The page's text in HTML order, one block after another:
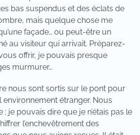
bas suspendus et des éclats de
mais quelque chose me
façade… ou peut-être un
au visiteur qui arrivait. Préparez-
offrir, je pouvais presque
murmurer…
nous sont sortis sur le pont pour
étranger. Nous
; je pouvais dire que je n’étais pas le
l’enchevêtrement des